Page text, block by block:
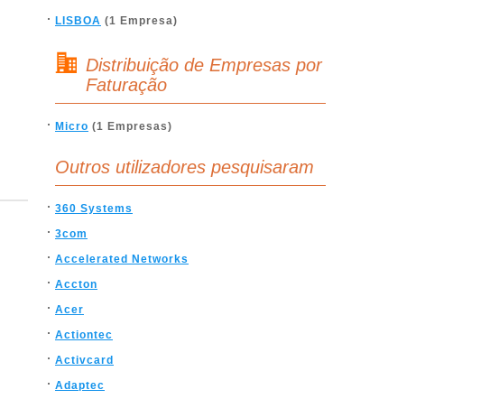
LISBOA (1 Empresa)
Distribuição de Empresas por
Faturação
Micro (1 Empresas)
Outros utilizadores pesquisaram
360 Systems
3com
Accelerated Networks
Accton
Acer
Actiontec
Activcard
Adaptec